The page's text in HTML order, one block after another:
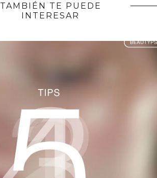
TAMBIÉN TE PUEDE
INTERESAR